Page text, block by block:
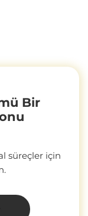
Bir
süreçler için